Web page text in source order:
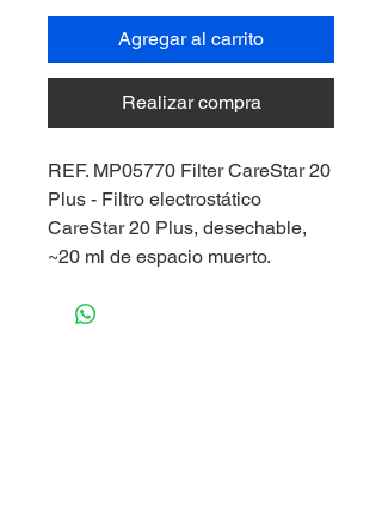
Agregar al carrito
Realizar compra
REF. MP05770 Filter CareStar 20
Plus - Filtro electrostático
CareStar 20 Plus, desechable,
~20 ml de espacio muerto.